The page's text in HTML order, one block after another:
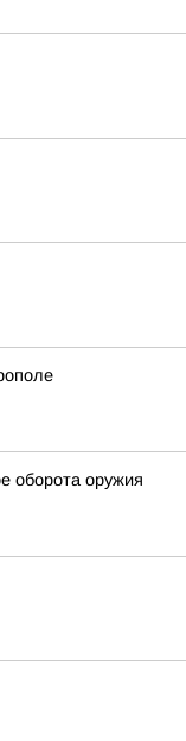
оборота оружия